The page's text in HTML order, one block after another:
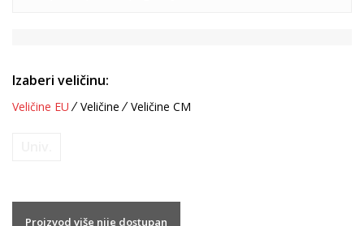
Izaberi veličinu:
Veličine EU Veličine Veličine CM
Proizvod više nije dostupan